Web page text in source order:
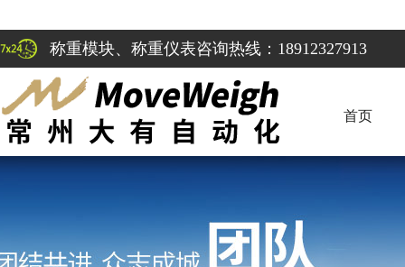
称重模块、称重仪表咨询热线：18912327913
首页